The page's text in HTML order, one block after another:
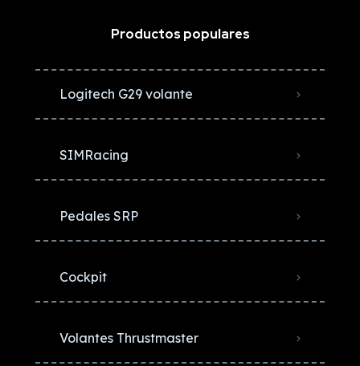
Productos populares
Logitech G29 volante
SIMRacing
Pedales SRP
Cockpit
Volantes Thrustmaster